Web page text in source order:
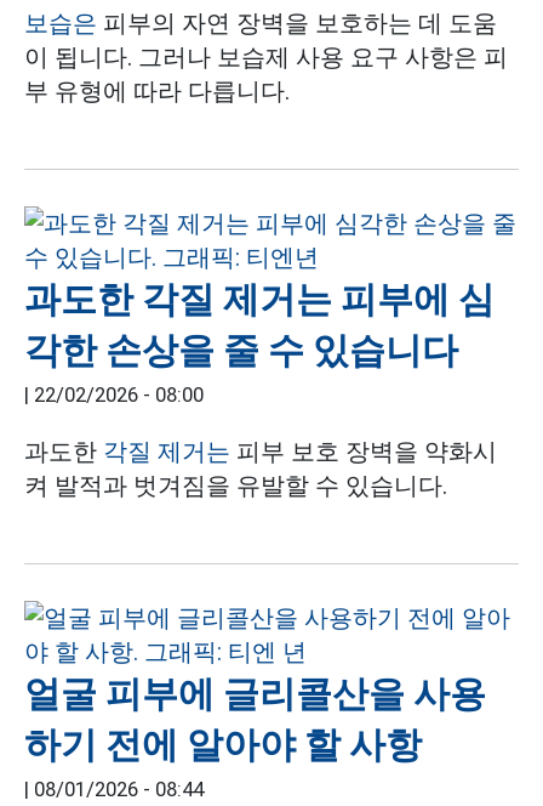
보습은 피부의 자연 장벽을 보호하는 데 도움
이 됩니다. 그러나 보습제 사용 요구 사항은 피
부 유형에 따라 다릅니다.
과도한 각질 제거는 피부에 심
각한 손상을 줄 수 있습니다
| 22/02/2026 - 08:00
과도한 각질 제거는 피부 보호 장벽을 약화시
켜 발적과 벗겨짐을 유발할 수 있습니다.
얼굴 피부에 글리콜산을 사용
하기 전에 알아야 할 사항
| 08/01/2026 - 08:44